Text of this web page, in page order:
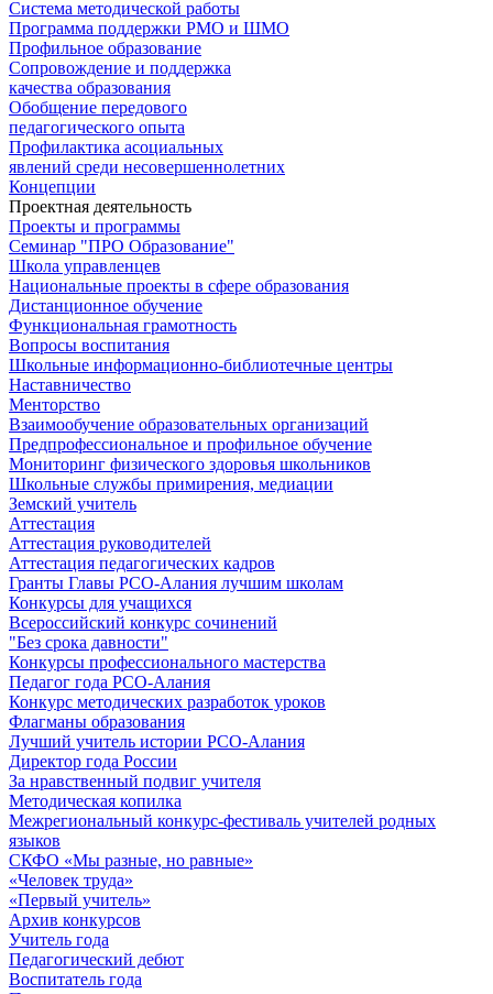
Система методической работы
Программа поддержки РМО и ШМО
Профильное образование
Сопровождение и поддержка
качества образования
Обобщение передового
педагогического опыта
Профилактика асоциальных
явлений среди несовершеннолетних
Концепции
Проектная деятельность
Проекты и программы
Семинар "ПРО Образование"
Школа управленцев
Национальные проекты в сфере образования
Дистанционное обучение
Функциональная грамотность
Вопросы воспитания
Школьные информационно-библиотечные центры
Наставничество
Менторство
Взаимообучение образовательных организаций
Предпрофессиональное и профильное обучение
Мониторинг физического здоровья школьников
Школьные службы примирения, медиации
Земский учитель
Аттестация
Аттестация руководителей
Аттестация педагогических кадров
Гранты Главы РСО-Алания лучшим школам
Конкурсы для учащихся
Всероссийский конкурс сочинений
"Без срока давности"
Конкурсы профессионального мастерства
Педагог года РСО-Алания
Конкурс методических разработок уроков
Флагманы образования
Лучший учитель истории РСО-Алания
Директор года России
За нравственный подвиг учителя
Методическая копилка
Межрегиональный конкурс-фестиваль учителей родных
языков
СКФО «Мы разные, но равные»
«Человек труда»
«Первый учитель»
Архив конкурсов
Учитель года
Педагогический дебют
Воспитатель года